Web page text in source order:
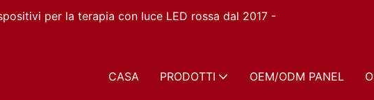
per la terapia con luce LED rossa dal 2017 -
CASA PRODOTTI OEM/ODM PANEL